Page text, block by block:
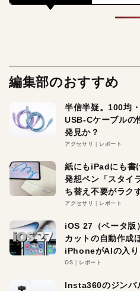
編集部のおすすめ
半信半疑。100均
USB-Cケーブルの
発見か？
アクセサリ レポート
紙にもiPadにも書
発想ペン「スタイ
ち替え不要がラク
アクセサリ レポート
iOS 27（ベータ版
カットの自動作成
iPhoneがAIの入り
OS レポート
Insta360のジンバ